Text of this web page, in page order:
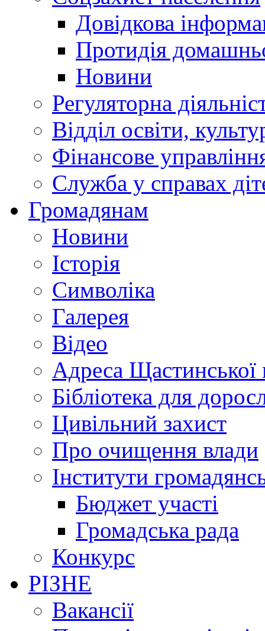
Довідкова
Протидія
Новини
Регуляторна
Відділ освіти,
Фінансове
Служба у справах
Громадянам
Новини
Історія
Символіка
Галерея
Відео
Адреса Щастинської
Бібліотека для
Цивільний захист
Про очищення влади
Інститути
Бюджет участі
Громадська рада
Конкурс
РІЗНЕ
Вакансії